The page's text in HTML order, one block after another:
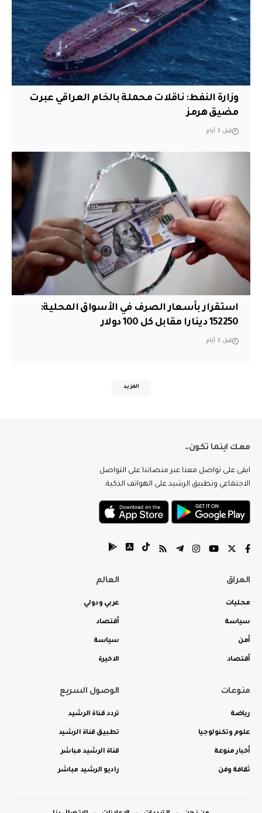
وزارة النفط: ناقلات محملة بالخام العراقي عبرت
مضيق هرمز
قبل 3 أيام
استقرار بأسعار الصرف في الأسواق المحلية:
152250 دينارا مقابل كل 100 دولار
قبل 3 أيام
المزيد
معك اينما تكون..
ابقى على تواصل معنا عبر منصاتنا على التواصل
الاجتماعي وتطبيق الرشيد على الهواتف الذكية.
العراق
محليات
سياسة
أمن
أقتصاد
العالم
عربي ودولي
أقتصاد
سياسة
الاخيرة
منوعات
رياضة
علوم وتكنولوجيا
أخبار منوعة
ثقافة وفن
الوصول السريع
تردد قناة الرشيد
تطبيق قناة الرشيد
قناة الرشيد مباشر
راديو الرشيد مباشر